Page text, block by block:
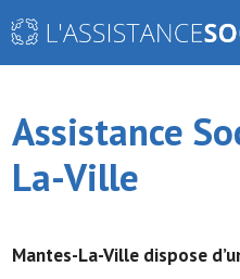
Aller
Assistance
La-Ville
Mantes-La-Ville dispose